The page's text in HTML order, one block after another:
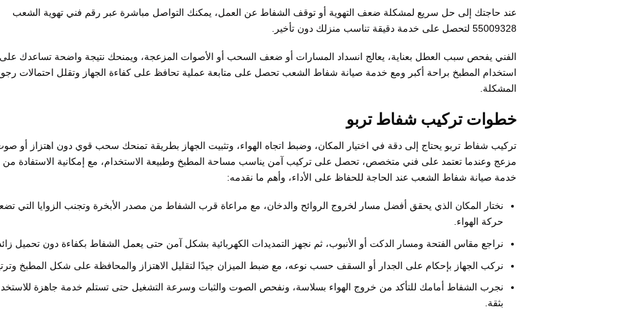
عند حاجتك إلى حل سريع لمشكلة ضعف التهوية أو توقف الشفاط عن العمل، يمكنك التواصل مباشرة عبر رقم فني تهوية الشعب
55009328 لتحصل على خدمة دقيقة تناسب منزلك دون تأخير.
الفني يفحص سبب العطل بعناية، يعالج انسداد المسارات أو ضعف السحب أو الأصوات المزعجة، ويمنحك نتيجة واضحة تساعدك على
استخدام المطبخ براحة أكبر ومع خدمة صيانة شفاط الشعب تحصل على متابعة عملية تحافظ على كفاءة الجهاز وتقلل احتمالات
المشكلة.
خطوات تركيب شفاط تربو
تركيب شفاط تربو يحتاج إلى دقة في اختيار المكان، وضبط اتجاه الهواء، وتثبيت الجهاز بطريقة تمنحك سحب قوي دون اهتزاز أو
مزعج وعندما تعتمد على فني متخصص، تحصل على تركيب آمن يناسب مساحة المطبخ وطبيعة الاستخدام، مع إمكانية الاستفادة من
خدمة صيانة شفاط الشعب عند الحاجة للحفاظ على الأداء، وأهم ما نقدمه:
نختار المكان الذي يحقق أفضل مسار لخروج الروائح والدخان، مع مراعاة قرب الشفاط من مصدر الأبخرة وتجنب الزوايا التي
حركة الهواء.
نراجع مقاس الفتحة ومسار الدكت أو الأنبوب، ثم نجهز التمديدات الكهربائية بشكل آمن حتى يعمل الشفاط بكفاءة دون تحميل
نركب الجهاز بإحكام على الجدار أو السقف حسب نوعه، مع ضبط الميزان جيدًا لتقليل الاهتزاز والمحافظة على شكل المطبخ
نجرب الشفاط أمامك للتأكد من خروج الهواء بسلاسة، ونفحص الصوت والثبات وسرعة التشغيل حتى تستلم خدمة جاهزة
بثقة.